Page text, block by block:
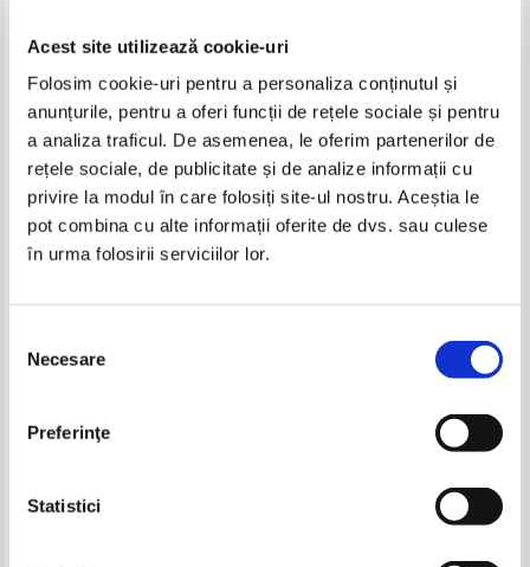
Acest site utilizează cookie-uri
Folosim cookie-uri pentru a personaliza conținutul și
anunțurile, pentru a oferi funcții de rețele sociale și pentru
a analiza traficul. De asemenea, le oferim partenerilor de
rețele sociale, de publicitate și de analize informații cu
privire la modul în care folosiți site-ul nostru. Aceștia le
pot combina cu alte informații oferite de dvs. sau culese
în urma folosirii serviciilor lor.
consimțământului
Necesare
Preferinţe
Statistici
Dimitris V. Georgopoulos -
illustrated travel guide)
Adaugă în coș
Marcian Bleahu - Omul si
18,00Lei
-35%
Roma e Citta del Vaticano.
I. Ionescu - Dunareanu -
Itinerare in nordul Olteniei